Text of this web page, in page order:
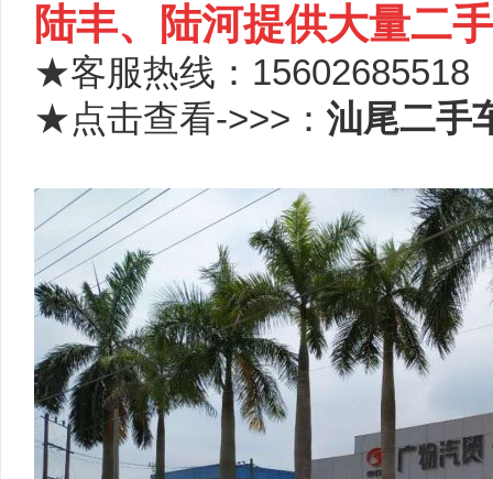
陆丰、陆河提供大量二
★客服热线：15602685518
★点击查看->>>： 汕尾二手